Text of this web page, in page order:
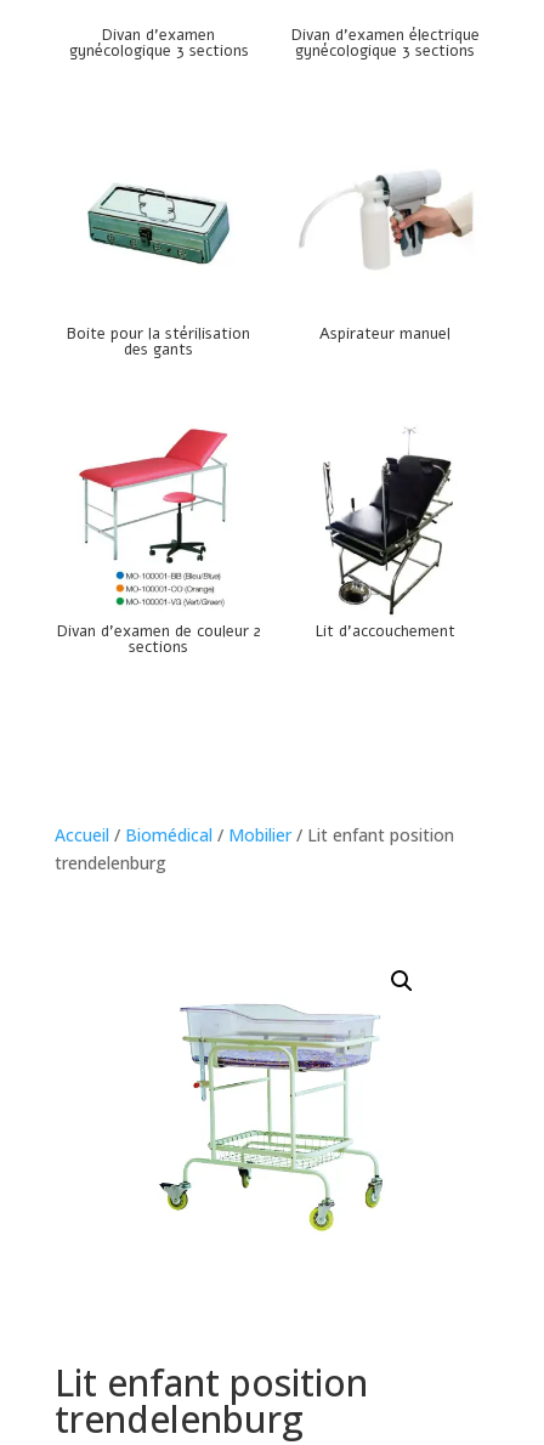
Divan d’examen
gynécologique 3 sections
Divan d’examen électrique
gynécologique 3 sections
Boite pour la stérilisation
des gants
Aspirateur manuel
Divan d’examen de couleur 2
sections
Lit d’accouchement
Accueil / Biomédical / Mobilier/ Lit enfant position
trendelenburg
Lit enfant position
trendelenburg